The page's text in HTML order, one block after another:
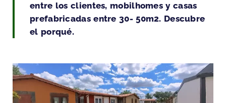
entre los clientes, mobilhomes y casas
prefabricadas entre 30- 50m2. Descubre
el porqué.